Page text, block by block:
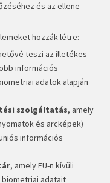
és az ellene
hozzák létre:
teszi az illetékes
információs
adatok alapján
szolgáltatás, amely
és arcképek)
információs
, amely EU-n kívüli
adatait